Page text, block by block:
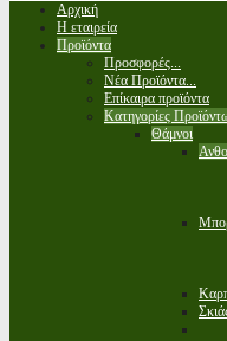
Αρχική
Η εταιρεία
Προϊόντα
Προσφορές...
Νέα Προϊόντα...
Επίκαιρα προϊόντα
Κατηγορίες
Θάμνοι